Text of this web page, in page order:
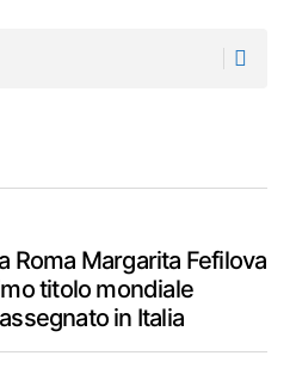
Roma Margarita Fefilova
titolo mondiale
in Italia